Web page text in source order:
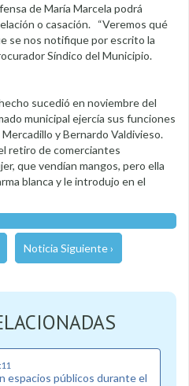
de María Marcela podrá
o casación. “Veremos qué
se nos notifique por escrito la
Síndico del Municipio.
sucedió en noviembre del
municipal ejercía sus funciones
y Bernardo Valdivieso.
retiro de comerciantes
que vendían mangos, pero ella
blanca y le introdujo en el
Noticia Siguiente ›
espacios públicos durante el